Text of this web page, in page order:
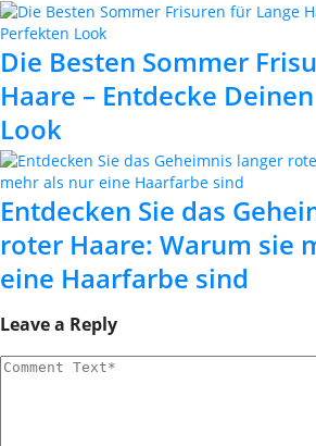
Die Besten Sommer
Haare – Entdecke
Look
Entdecken Sie das
roter Haare: Warum sie
eine Haarfarbe sind
Leave a Reply